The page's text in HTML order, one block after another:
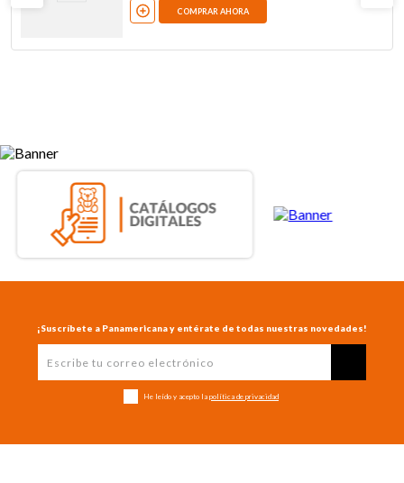
COMPRAR AHORA
¡Suscríbete a Panamericana y entérate de todas nuestras novedades!
He leído y acepto la política de privacidad